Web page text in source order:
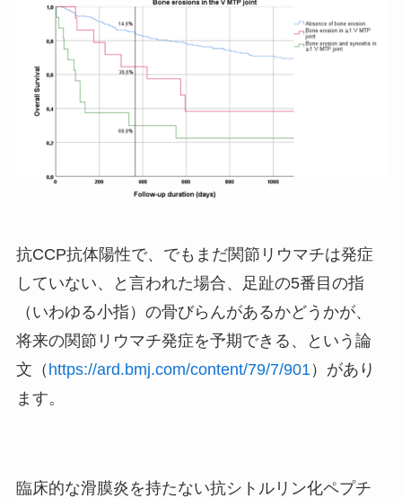
抗CCP抗体陽性で、でもまだ関節リウマチは発症
していない、と言われた場合、足趾の5番目の指
（いわゆる小指）の骨びらんがあるかどうかが、
将来の関節リウマチ発症を予期できる、という論
文（ https://ard.bmj.com/content/79/7/901 ）があり
ます。
臨床的な滑膜炎を持たない抗シトルリン化ペプチ